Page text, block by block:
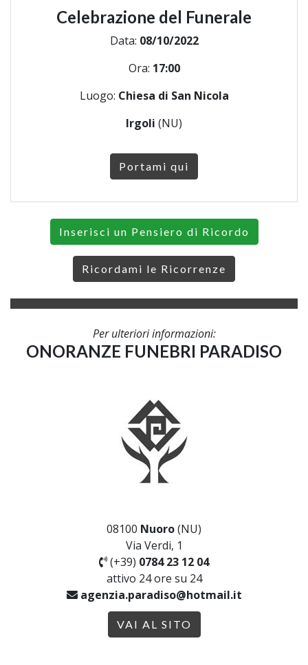
Celebrazione del Funerale
Data: 08/10/2022
Ora: 17:00
Luogo: Chiesa di San Nicola
Irgoli (NU)
Portami qui
Inserisci un Pensiero di Ricordo
Ricordami le Ricorrenze
Per ulteriori informazioni:
ONORANZE FUNEBRI PARADISO
08100 Nuoro(NU)
Via Verdi, 1
(+39) 0784 23 12 04
attivo 24 ore su 24
agenzia.paradiso@hotmail.it
VAI AL SITO